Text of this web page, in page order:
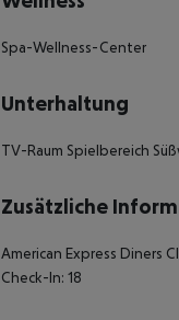
Spa-Wellness-Center
Unterhaltung
TV-Raum Spielbereich
Zusätzliche
American Express Diners
Check-In: 18